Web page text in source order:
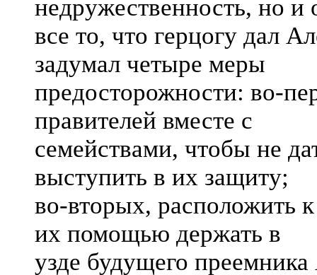
недружественность, но и
все то, что герцогу дал
задумал четыре меры
предосторожности: во-
правителей вместе с
семействами, чтобы не
выступить в их защиту;
во-вторых, расположить
их помощью держать в
узде будущего